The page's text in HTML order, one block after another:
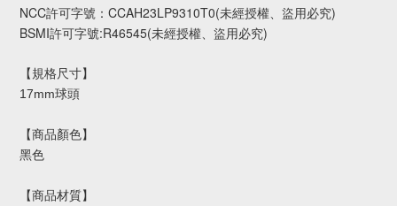
NCC許可字號：CCAH23LP9310T0(未經授權、盜用必究)
BSMI許可字號:R46545(未經授權、盜用必究)
【規格尺寸】
17mm球頭
【商品顏色】
黑色
【商品材質】